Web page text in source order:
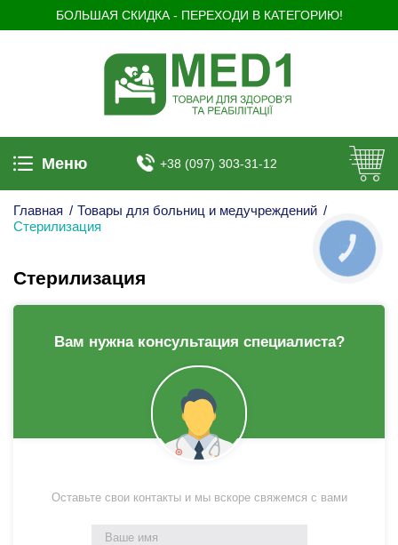
БОЛЬШАЯ СКИДКА - ПЕРЕХОДИ В КАТЕГОРИЮ!
Меню +38 (097) 303-31-12
Главная / Товары для больниц и медучреждений /
Стерилизация
Стерилизация
Вам нужна консультация специалиста?
Оставьте свои контакты и мы вскоре свяжемся с вами
КНОПКА
ЗВ'ЯЗКУ